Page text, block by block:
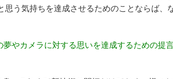
思う気持ちを達成させるためのことならば、
やカメラに対する思いを達成するための提